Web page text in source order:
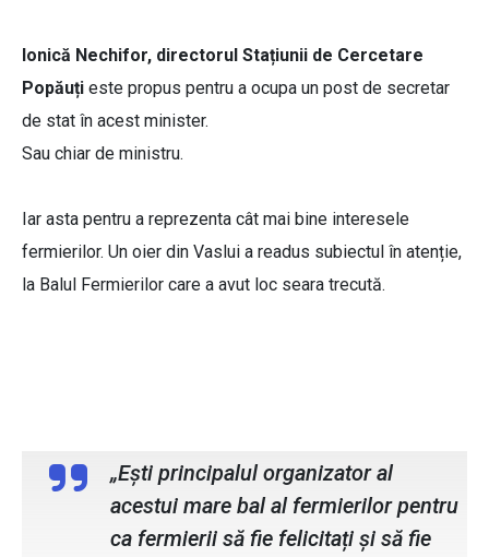
Ionică Nechifor, directorul Stațiunii de Cercetare
Popăuți este propus pentru a ocupa un post de secretar
de stat în acest minister.
Sau chiar de ministru.
Iar asta pentru a reprezenta cât mai bine interesele
fermierilor. Un oier din Vaslui a readus subiectul în atenție,
la Balul Fermierilor care a avut loc seara trecută.
„Ești principalul organizator al
acestui mare bal al fermierilor pentru
ca fermierii să fie felicitați și să fie